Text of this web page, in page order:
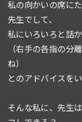
私の向かいの席に
先生でして、
私にいろいろと話
（右手の各指の分
ね）
とのアドバイスを
そんな私に、先生は